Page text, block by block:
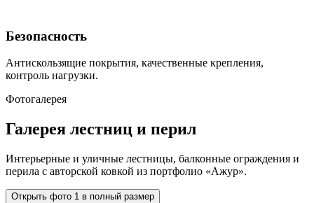
Безопасность
Антискользящие покрытия, качественные крепления,
контроль нагрузки.
Фотогалерея
Галерея лестниц и перил
Интерьерные и уличные лестницы, балконные ограждения и
перила с авторской ковкой из портфолио «Ажур».
Открыть фото 1 в полный размер